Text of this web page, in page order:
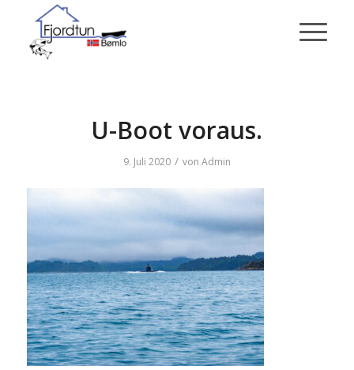
U-Boot voraus.
9. Juli 2020 / von Admin